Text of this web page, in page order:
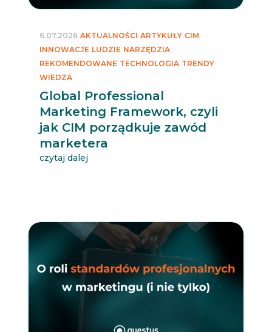
Global Professional
Marketing Framework, czyli
jak CIM porządkuje zawód
marketera
6.07.2026 AKTUALNOŚCI ARTYKUŁY CIM
INNOWACJE LUDZIE NARZĘDZIA
REKOMENDOWANE TECHNOLOGIA TRENDY
WIEDZA
czytaj dalej